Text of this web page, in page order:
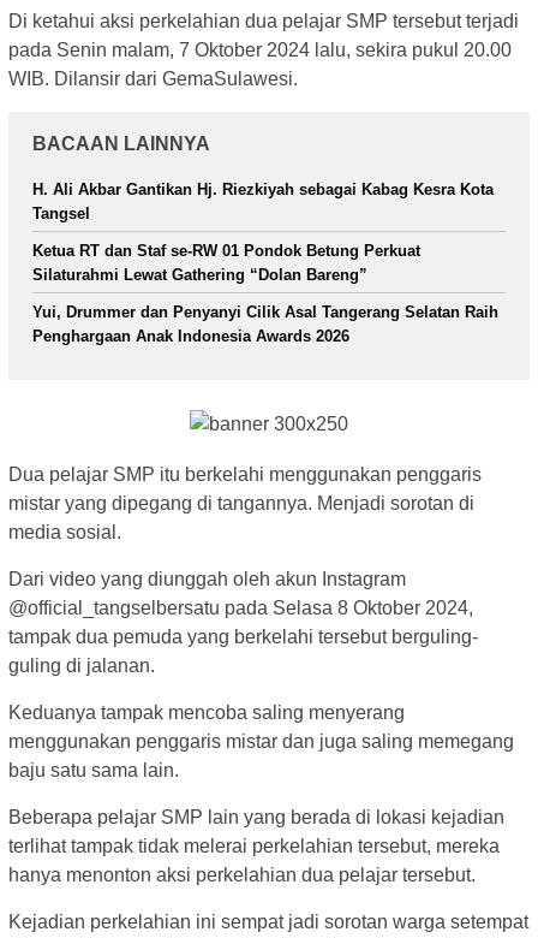
Di ketahui aksi perkelahian dua pelajar SMP tersebut terjadi
pada Senin malam, 7 Oktober 2024 lalu, sekira pukul 20.00
WIB. Dilansir dari GemaSulawesi.
BACAAN LAINNYA
H. Ali Akbar Gantikan Hj. Riezkiyah sebagai Kabag Kesra Kota
Tangsel
Ketua RT dan Staf se-RW 01 Pondok Betung Perkuat
Silaturahmi Lewat Gathering “Dolan Bareng”
Yui, Drummer dan Penyanyi Cilik Asal Tangerang Selatan Raih
Penghargaan Anak Indonesia Awards 2026
Dua pelajar SMP itu berkelahi menggunakan penggaris
mistar yang dipegang di tangannya. Menjadi sorotan di
media sosial.
Dari video yang diunggah oleh akun Instagram
@official_tangselbersatu pada Selasa 8 Oktober 2024,
tampak dua pemuda yang berkelahi tersebut berguling-
guling di jalanan.
Keduanya tampak mencoba saling menyerang
menggunakan penggaris mistar dan juga saling memegang
baju satu sama lain.
Beberapa pelajar SMP lain yang berada di lokasi kejadian
terlihat tampak tidak melerai perkelahian tersebut, mereka
hanya menonton aksi perkelahian dua pelajar tersebut.
Kejadian perkelahian ini sempat jadi sorotan warga setempat